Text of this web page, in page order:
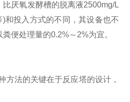
比厌氧发酵槽的脱离液2500mg/L
)和投入方式的不同，其设备也不
粪便处理量的0.2%～ 2%为宜。
方法的关键在于反应塔的设计，